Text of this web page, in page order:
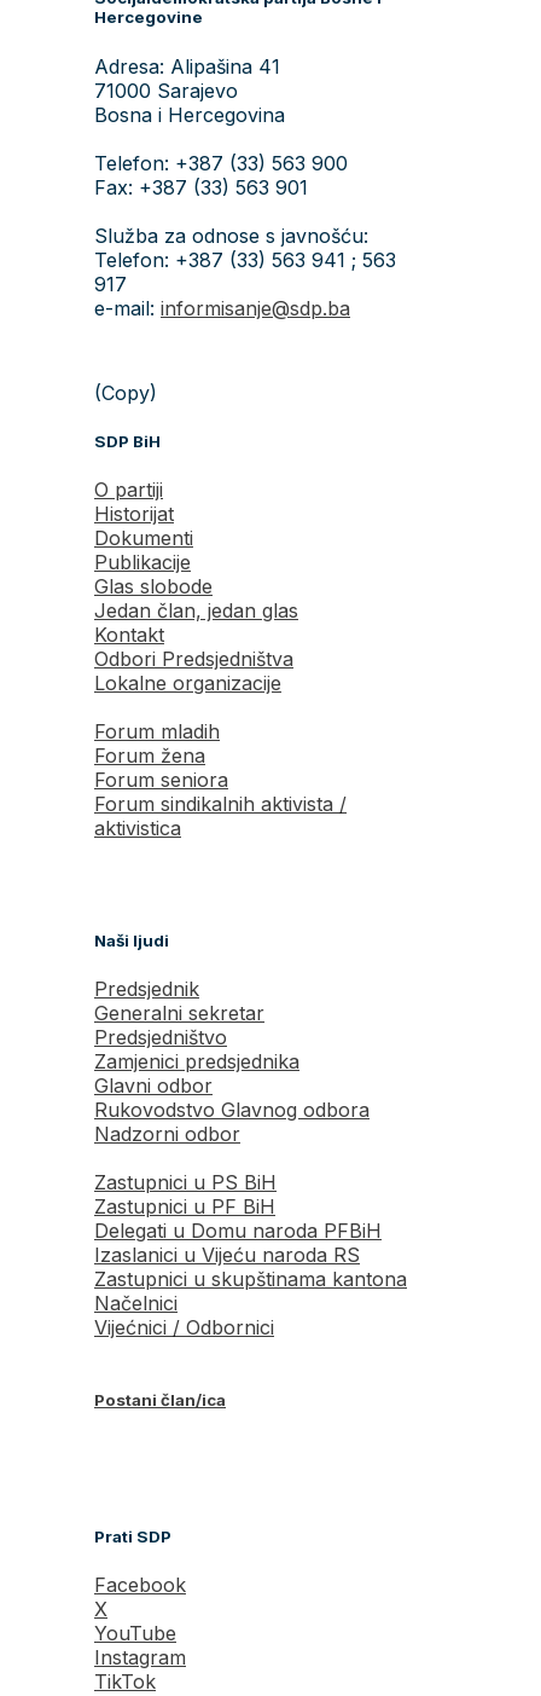
Hercegovine
Adresa: Alipašina 41
71000 Sarajevo
Bosna i Hercegovina
Telefon: +387 (33) 563 900
Fax: +387 (33) 563 901
Služba za odnose s javnošću:
Telefon: +387 (33) 563 941 ; 563
917
e-mail: informisanje@sdp.ba
(Copy)
SDP BiH
O partiji
Historijat
Dokumenti
Publikacije
Glas slobode
Jedan član, jedan glas
Kontakt
Odbori Predsjedništva
Lokalne organizacije
Forum mladih
Forum žena
Forum seniora
Forum sindikalnih aktivista /
aktivistica
Naši ljudi
Predsjednik
Generalni sekretar
Predsjedništvo
Zamjenici predsjednika
Glavni odbor
Rukovodstvo Glavnog odbora
Nadzorni odbor
Zastupnici u PS BiH
Zastupnici u PF BiH
Delegati u Domu naroda PFBiH
Izaslanici u Vijeću naroda RS
Zastupnici u skupštinama kantona
Načelnici
Vijećnici / Odbornici
Postani član/ica
Prati SDP
Facebook
X
YouTube
Instagram
TikTok